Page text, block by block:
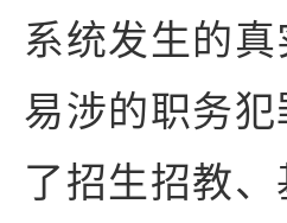
系统发生的
易涉的职务
了招生招教